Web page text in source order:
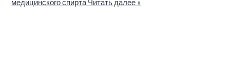
медицинского спирта Читать далее »